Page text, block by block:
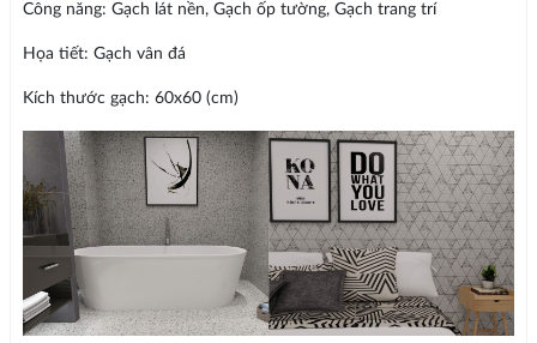
Công năng: Gạch lát nền, Gạch ốp tường, Gạch trang trí
Họa tiết: Gạch vân đá
Kích thước gạch: 60x60 (cm)